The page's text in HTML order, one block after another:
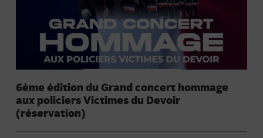
6ème édition du Grand concert hommage
aux policiers Victimes du Devoir
(réservation)